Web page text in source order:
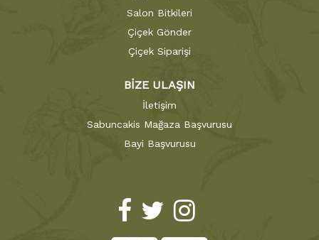
Salon Bitkileri
Çiçek Gönder
Çiçek Siparişi
BİZE ULAŞIN
İletişim
Sabuncakis Mağaza Başvurusu
Bayi Başvurusu